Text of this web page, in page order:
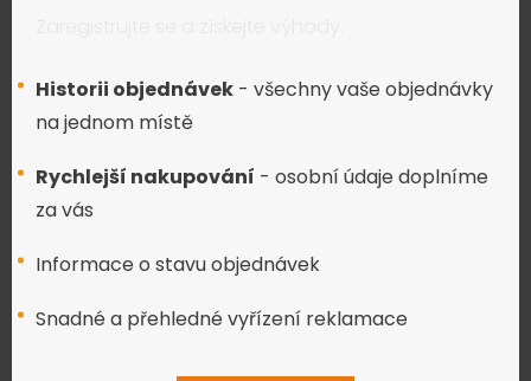
Historii objednávek - všechny vaše objednávky
na jednom místě
Rychlejší nakupování - osobní údaje doplníme
za vás
Informace o stavu objednávek
Snadné a přehledné vyřízení reklamace